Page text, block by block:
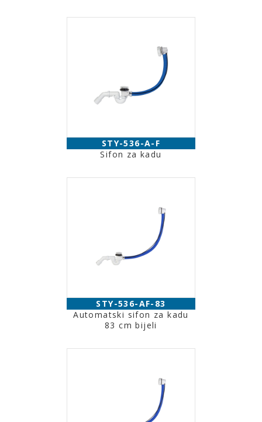
STY-536-A-F
Sifon za kadu
STY-536-AF-83
Automatski sifon za kadu
83 cm bijeli